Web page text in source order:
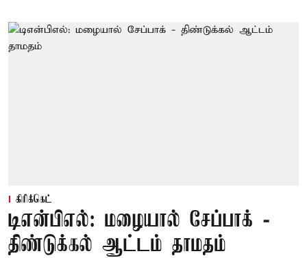
கிரிக்கெட்
டிஎன்பிஎல்: மழையால் சேப்பாக் -
திண்டுக்கல் ஆட்டம் தாமதம்